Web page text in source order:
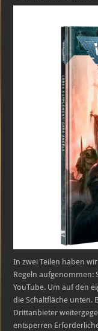
–
In zwei Teilen haben
Regeln aufgenommen:
YouTube. Um auf den
die Schaltfläche unten.
Drittanbieter
entsperren